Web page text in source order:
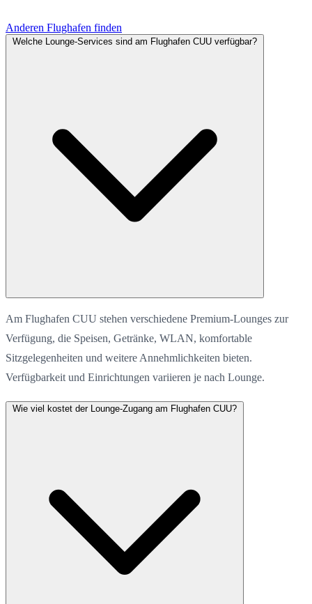
Anderen Flughafen finden
Welche Lounge-Services sind am Flughafen CUU verfügbar?
Am Flughafen CUU stehen verschiedene Premium-Lounges zur
Verfügung, die Speisen, Getränke, WLAN, komfortable
Sitzgelegenheiten und weitere Annehmlichkeiten bieten.
Verfügbarkeit und Einrichtungen variieren je nach Lounge.
Wie viel kostet der Lounge-Zugang am Flughafen CUU?